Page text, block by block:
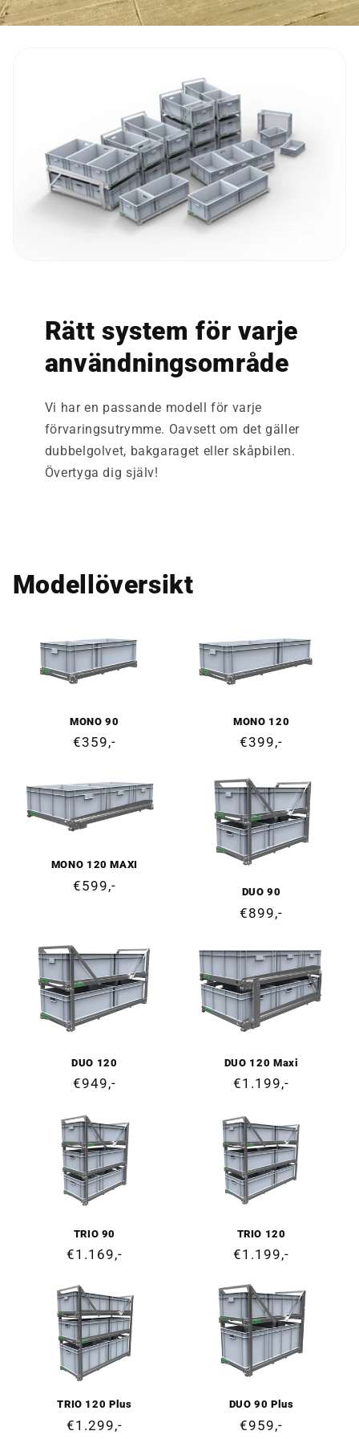
Rätt system för varje
användningsområde
Vi har en passande modell för varje
förvaringsutrymme. Oavsett om det gäller
dubbelgolvet, bakgaraget eller skåpbilen.
Övertyga dig själv!
Modellöversikt
MONO 90
Ordinarie
€359,-
MONO 120
Ordinarie
€399,-
MONO 120 MAXI
Ordinarie
€599,- DUO 90
Ordinarie
€899,-
DUO 120
Ordinarie
€949,-
DUO 120 Maxi
Ordinarie
€1.199,-
TRIO 90
Ordinarie
€1.169,-
TRIO 120
Ordinarie
€1.199,-
TRIO 120 Plus
Ordinarie
€1.299,-
DUO 90 Plus
Ordinarie
€959,-